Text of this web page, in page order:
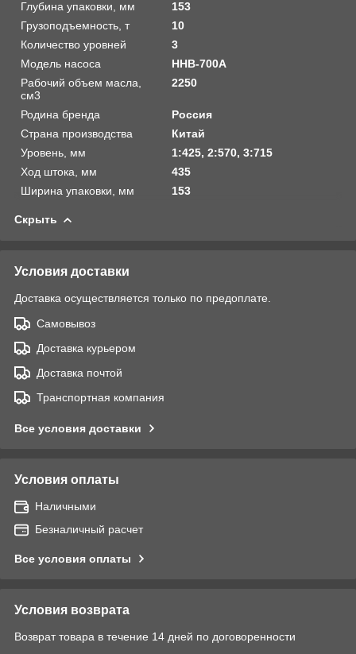
Глубина упаковки, мм
153
Грузоподъемность, т
10
Количество уровней
3
Модель насоса
HHB-700A
Рабочий объем масла,
см3
2250
Родина бренда
Россия
Страна производства
Китай
Уровень, мм
1:425, 2:570, 3:715
Ход штока, мм
435
Ширина упаковки, мм
153
Скрыть
Условия доставки
Доставка осуществляется только по предоплате.
Самовывоз
Доставка курьером
Доставка почтой
Транспортная компания
Все условия доставки
Условия оплаты
Наличными
Безналичный расчет
Все условия оплаты
Условия возврата
Возврат товара в течение 14 дней по договоренности